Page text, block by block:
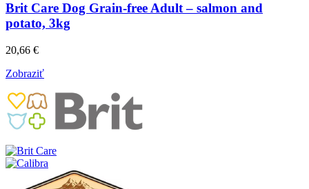
Brit Care Dog Grain-free Adult – salmon and
potato, 3kg
20,66 €
Zobraziť